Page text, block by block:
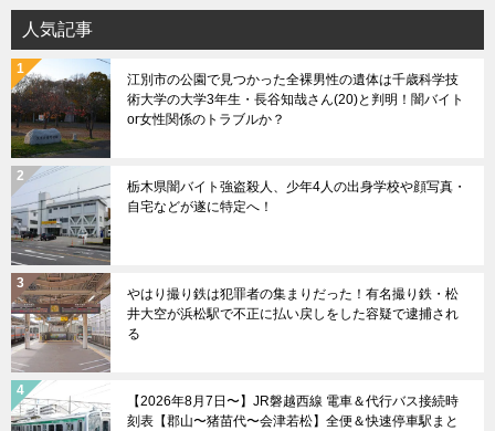
リ
ー
人気記事
江別市の公園で見つかった全裸男性の遺体は千歳科学技
術大学の大学3年生・長谷知哉さん(20)と判明！闇バイト
or女性関係のトラブルか？
栃木県闇バイト強盗殺人、少年4人の出身学校や顔写真・
自宅などが遂に特定へ！
やはり撮り鉄は犯罪者の集まりだった！有名撮り鉄・松
井大空が浜松駅で不正に払い戻しをした容疑で逮捕され
る
【2026年8月7日〜】JR磐越西線 電車＆代行バス接続時
刻表【郡山〜猪苗代〜会津若松】全便＆快速停車駅まと